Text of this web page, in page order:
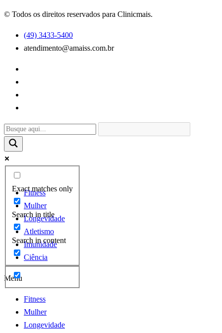
© Todos os direitos reservados para Clinicmais.
(49) 3433-5400
atendimento@amaiss.com.br
Exact matches only
Search in title
Search in content
Fitness
Mulher
Longevidade
Atletismo
Imunidade
Ciência
Menu
Fitness
Mulher
Longevidade